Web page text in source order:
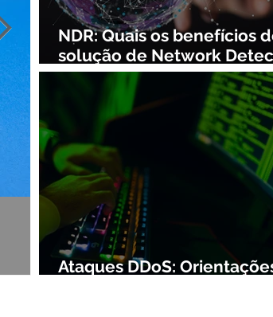
NDR: Quais os benefícios
solução de Network
and Response?
Ataques DDoS:
Observabilidade e NOC:
Segurança de Redes